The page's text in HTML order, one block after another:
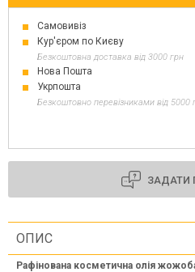
Самовивіз
Кур'єром по Києву
Безкоштовна доставка від 3000 грн
Нова Пошта
Укрпошта
Безкоштовно перевізниками від 5000
ЗАДАТИ
ОПИС
Рафінована косметична олія